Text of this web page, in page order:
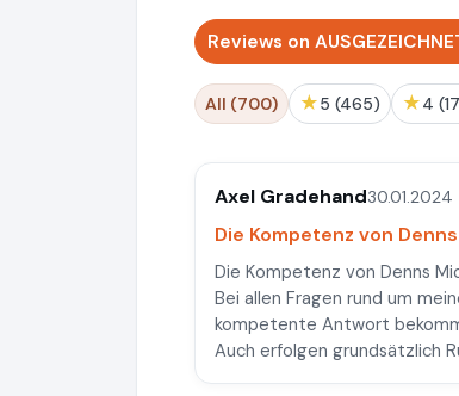
Reviews on
All (700) ★ 5 (465) ★ 4
Axel Gradehand30.01.2024
Die Kompetenz von
Die Kompetenz von Denns
Bei allen Fragen rund um
kompetente Antwort
Auch erfolgen grundsätzlich